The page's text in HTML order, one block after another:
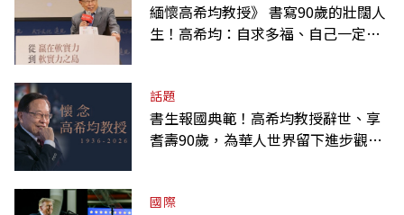
緬懷高希均教授》 書寫90歲的壯闊人
生！高希均：自求多福、自己一定要
話題
書生報國典範！高希均教授辭世、享
耆壽90歲，為華人世界留下進步觀念
國際